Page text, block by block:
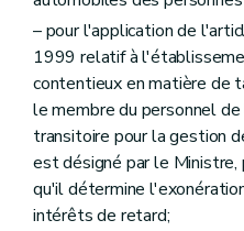
– pour l'application de
1999 relatif à
contentieux en matière de
le membre du personnel
transitoire pour la gestion
est désigné par le Ministre,
qu'il détermine
intérêts de retard;